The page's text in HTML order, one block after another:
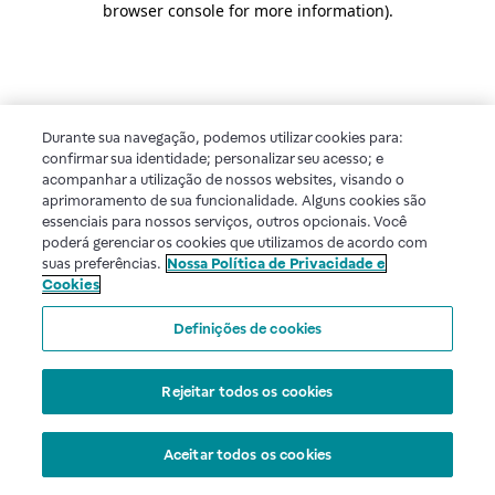
browser console for more information).
Durante sua navegação, podemos utilizar cookies para:
confirmar sua identidade; personalizar seu acesso; e
acompanhar a utilização de nossos websites, visando o
aprimoramento de sua funcionalidade. Alguns cookies são
essenciais para nossos serviços, outros opcionais. Você
poderá gerenciar os cookies que utilizamos de acordo com
suas preferências. Nossa Política de Privacidade e
Cookies
Definições de cookies
Rejeitar todos os cookies
Aceitar todos os cookies